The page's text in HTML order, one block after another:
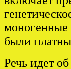
моногенные
были
Речь идет